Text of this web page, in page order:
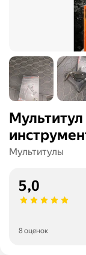
Мультитулы
5,0
8 оценок